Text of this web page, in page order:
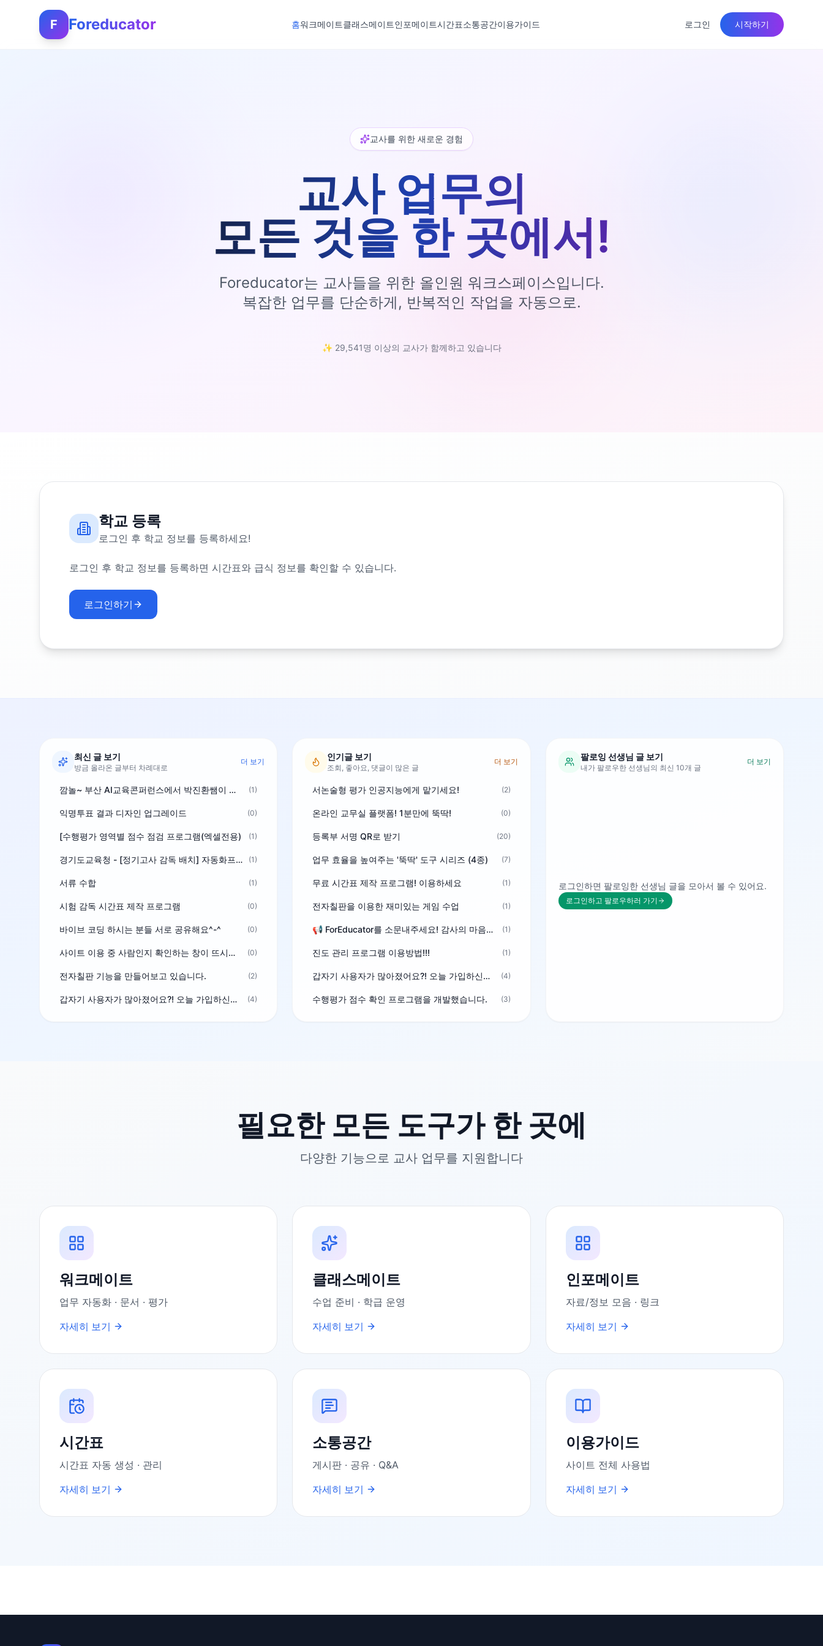
F Foreducator 홈워크메이트클래스메이트인포메이트시간표소통공간이용가이드 로그인 시작하기
교사를 위한 새로운 경험
교사 업무의
모든 것을 한 곳에서!
Foreducator는 교사들을 위한 올인원 워크스페이스입니다.
복잡한 업무를 단순하게, 반복적인 작업을 자동으로.
✨ 29,541명 이상의 교사가 함께하고 있습니다
학교 등록
로그인 후 학교 정보를 등록하세요!
로그인 후 학교 정보를 등록하면 시간표와 급식 정보를 확인할 수 있습니다.
로그인하기
최신 글 보기
방금 올라온 글부터 차례대로
더 보기
깜놀~ 부산 AI교육콘퍼런스에서 박진환쌤이 상받으려 나오셨네요~ ^^ (1)
익명투표 결과 디자인 업그레이드 (0)
[수행평가 영역별 점수 점검 프로그램(엑셀전용) (1)
경기도교육청 - [정기고사 감독 배치] 자동화프로그램 보급 (1)
서류 수합 (1)
시험 감독 시간표 제작 프로그램 (0)
바이브 코딩 하시는 분들 서로 공유해요^-^ (0)
사이트 이용 중 사람인지 확인하는 창이 뜨시는 분은 알려주세요 (0)
전자칠판 기능을 만들어보고 있습니다. (2)
갑자기 사용자가 많아졌어요?! 오늘 가입하신분^^ (4)
인기글 보기
조회, 좋아요, 댓글이 많은 글
더 보기
서논술형 평가 인공지능에게 맡기세요! (2)
온라인 교무실 플랫폼! 1분만에 뚝딱! (0)
등록부 서명 QR로 받기 (20)
업무 효율을 높여주는 '뚝딱' 도구 시리즈 (4종) (7)
무료 시간표 제작 프로그램! 이용하세요 (1)
전자칠판을 이용한 재미있는 게임 수업 (1)
📢 ForEducator를 소문내주세요! 감사의 마음을 담은 포인트 선물 (1)
진도 관리 프로그램 이용방법!!! (1)
갑자기 사용자가 많아졌어요?! 오늘 가입하신분^^ (4)
수행평가 점수 확인 프로그램을 개발했습니다. (3)
팔로잉 선생님 글 보기
내가 팔로우한 선생님의 최신 10개 글
더 보기
로그인하면 팔로잉한 선생님 글을 모아서 볼 수 있어요.
로그인하고 팔로우하러 가기
필요한 모든 도구가 한 곳에
다양한 기능으로 교사 업무를 지원합니다
워크메이트
업무 자동화 · 문서 · 평가
자세히 보기
클래스메이트
수업 준비 · 학급 운영
자세히 보기
인포메이트
자료/정보 모음 · 링크
자세히 보기
시간표
시간표 자동 생성 · 관리
자세히 보기
소통공간
게시판 · 공유 · Q&A
자세히 보기
이용가이드
사이트 전체 사용법
자세히 보기